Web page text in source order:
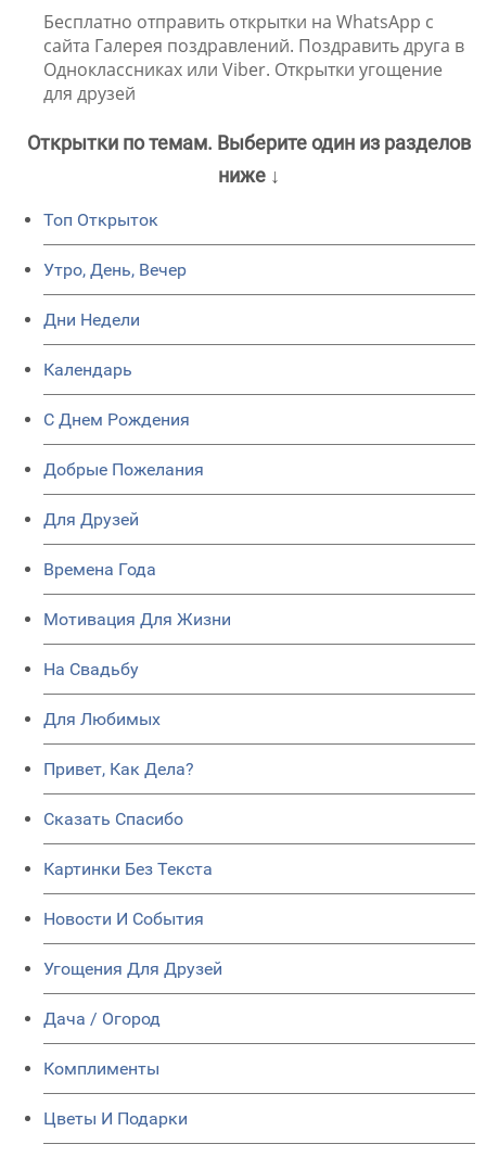
Бесплатно отправить открытки на WhatsApp с
сайта Галерея поздравлений. Поздравить друга в
Одноклассниках или Viber. Открытки угощение
для друзей
Открытки по темам. Выберите один из разделов
ниже ↓
Топ Открыток
Утро, День, Вечер
Дни Недели
Календарь
C Днем Рождения
Добрые Пожелания
Для Друзей
Времена Года
Мотивация Для Жизни
На Свадьбу
Для Любимых
Привет, Как Дела?
Сказать Спасибо
Картинки Без Текста
Новости И События
Угощения Для Друзей
Дача / Огород
Комплименты
Цветы И Подарки